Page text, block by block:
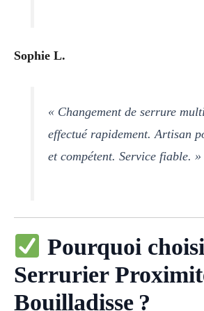
Sophie L.
« Changement de serrure
effectué rapidement. Artisan
et compétent. Service fiable. »
Pourquoi
Serrurier
Bouilladisse ?